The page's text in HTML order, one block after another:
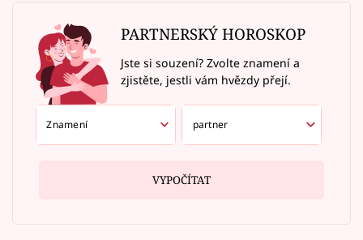
PARTNERSKÝ HOROSKOP
Jste si souzení? Zvolte znamení a
zjistěte, jestli vám hvězdy přejí.
VYPOČÍTAT